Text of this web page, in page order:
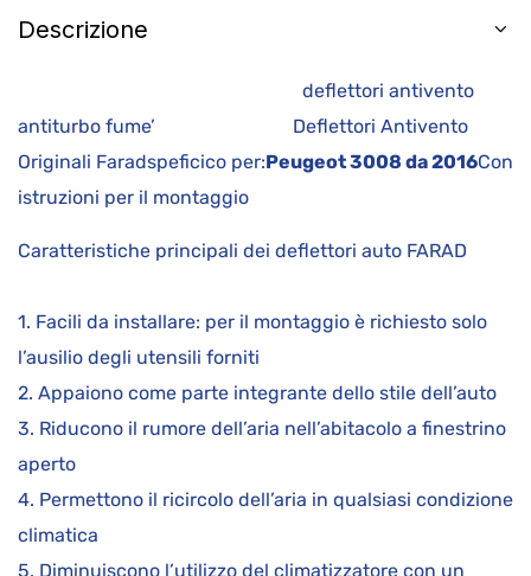
Descrizione
deflettori antivento
antiturbo fume’ Deflettori Antivento
Originali Faradspeficico per:Peugeot 3008 da 2016Con
istruzioni per il montaggio
Caratteristiche principali dei deflettori auto FARAD
1. Facili da installare: per il montaggio è richiesto solo
l’ausilio degli utensili forniti
2. Appaiono come parte integrante dello stile dell’auto
3. Riducono il rumore dell’aria nell’abitacolo a finestrino
aperto
4. Permettono il ricircolo dell’aria in qualsiasi condizione
climatica
5. Diminuiscono l’utilizzo del climatizzatore con un